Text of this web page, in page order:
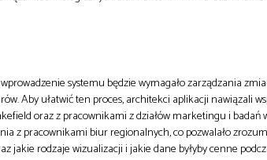
systemu będzie wymagało zarządzania
Aby ułatwić ten proces, architekci aplikacji nawiązali
oraz z pracownikami z działów marketingu i badań
z pracownikami biur regionalnych, co pozwalało
jakie rodzaje wizualizacji i jakie dane byłyby cenne